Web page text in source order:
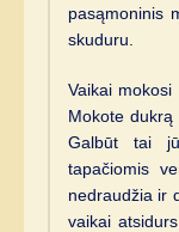
pasąmoninis
skuduru.
Vaikai
Mokote dukrą
Galbūt tai
tapačiomis
nedraudžia ir
vaikai